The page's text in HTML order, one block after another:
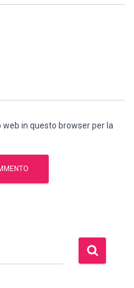
in questo browser per la